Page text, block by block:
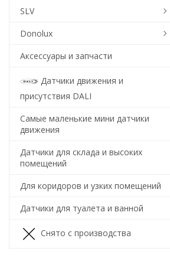
SLV
Donolux
Аксессуары и запчасти
Датчики движения и
присутствия DALI
Самые маленькие мини датчики
движения
Датчики для склада и высоких
помещений
Для коридоров и узких помещений
Датчики для туалета и ванной
Снято с производства